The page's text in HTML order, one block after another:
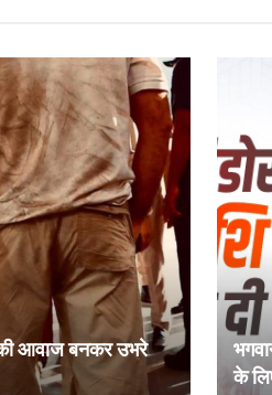
आवाज बनकर उभरे
के